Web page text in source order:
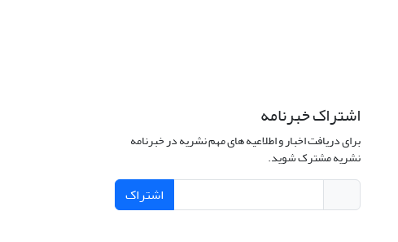
اشتراک خبرنامه
برای دریافت اخبار و اطلاعیه های مهم نشریه در خبرنامه
نشریه مشترک شوید.
اشتراک